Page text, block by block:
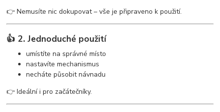
👉 Nemusíte nic dokupovat – vše je připraveno k použití.
👍 2. Jednoduché použití
umístíte na správné místo
nastavíte mechanismus
necháte působit návnadu
👉 Ideální i pro začátečníky.